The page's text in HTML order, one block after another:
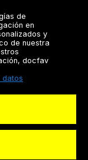
de
en
y
de nuestra
docfav
datos